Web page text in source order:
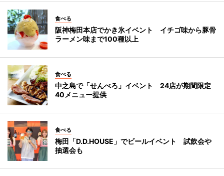
食べる
阪神梅田本店でかき氷イベント イチゴ味から豚骨
ラーメン味まで100種以上
食べる
中之島で「せんべろ」イベント 24店が期間限定
40メニュー提供
食べる
梅田「D.D.HOUSE」でビールイベント 試飲会や
抽選会も